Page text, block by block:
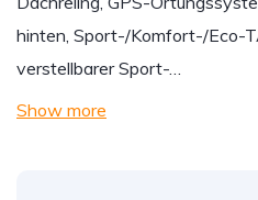
hinten, Sport-/Komfort-/Eco-
verstellbarer Sport-…
Show more